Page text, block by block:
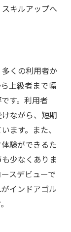
導法
る施設
ゴルフスク
スの良さ
ポート
理由
設定
適環境
法
キルアップへ
くの利用者か
上級者まで幅
す。利用者
ながら、短期
ます。また、
験ができるた
少なくありま
スデビューで
インドアゴル